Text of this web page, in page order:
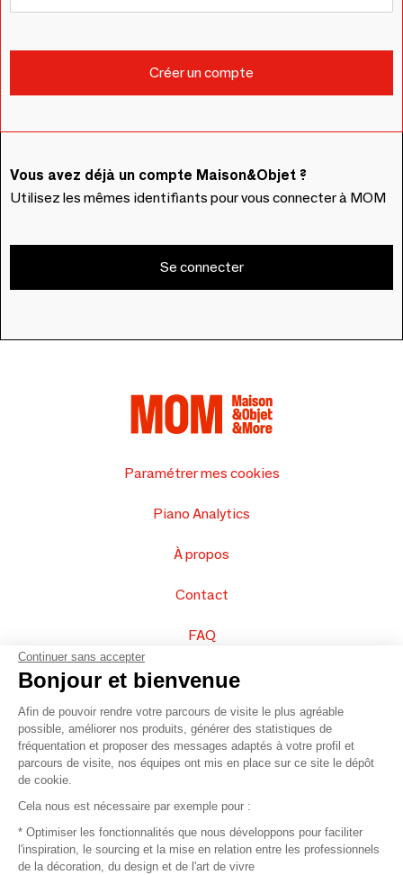
Vous avez déjà un compte Maison&Objet ?
Utilisez les mêmes identifiants pour vous connecter à MOM
Se connecter
Paramétrer mes cookies
Piano Analytics
À propos
Contact
FAQ
Vendez vos produits
Plan du site
© 2016 –Organisation SAFI
Recrutement
Continuer sans accepter
Bonjour et bienvenue
Afin de pouvoir rendre votre parcours de visite le plus agréable
possible, améliorer nos produits, générer des statistiques de
fréquentation et proposer des messages adaptés à votre profil et
parcours de visite, nos équipes ont mis en place sur ce site le dépôt
de cookie.
Cela nous est nécessaire par exemple pour :
* Optimiser les fonctionnalités que nous développons pour faciliter
l'inspiration, le sourcing et la mise en relation entre les professionnels
de la décoration, du design et de l'art de vivre